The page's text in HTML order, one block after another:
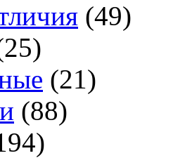
(49)
(21)
(88)